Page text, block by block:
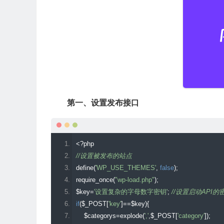
第一、设置发布接口
<?php
//设置被发布的站点
define('WP_USE_THEMES', false);
require_once("wp-load.php");
$key='设置复杂的字母数字密钥'; //设置启动API的
if($_POST['key']==$key){
    $categorys
=explode(',',$_POST['category']);